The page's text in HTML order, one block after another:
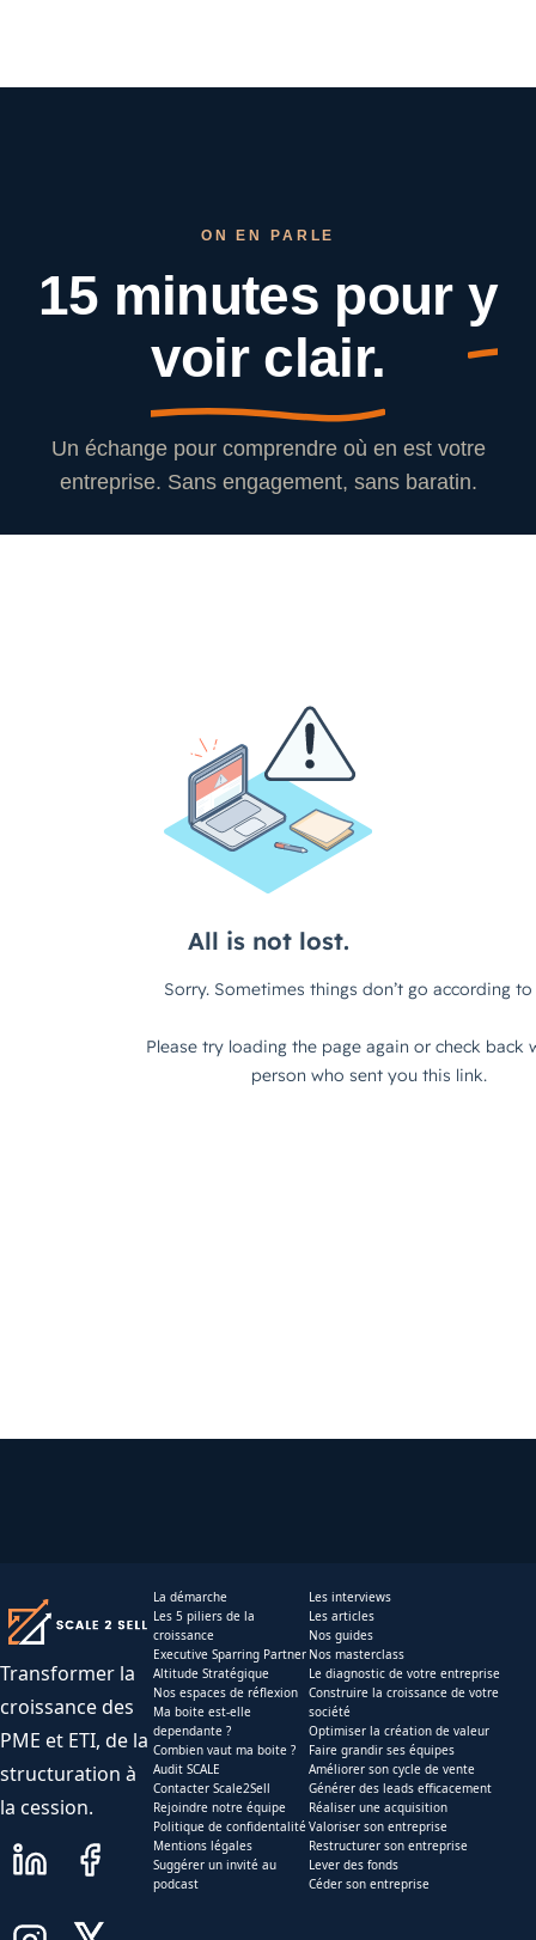
ON EN PARLE
15 minutes pour y
voir clair.
Un échange pour comprendre où en est votre
entreprise. Sans engagement, sans baratin.
Transformer la
croissance des
PME et ETI, de la
structuration à
la cession.
La démarche
Les 5 piliers de la
croissance
Executive Sparring Partner
Altitude Stratégique
Nos espaces de réflexion
Ma boite est-elle
dependante ?
Combien vaut ma boite ?
Audit SCALE
Contacter Scale2Sell
Rejoindre notre équipe
Politique de confidentalité
Mentions légales
Suggérer un invité au
podcast
Les interviews
Les articles
Nos guides
Nos masterclass
Le diagnostic de votre entreprise
Construire la croissance de votre
société
Optimiser la création de valeur
Faire grandir ses équipes
Améliorer son cycle de vente
Générer des leads efficacement
Réaliser une acquisition
Valoriser son entreprise
Restructurer son entreprise
Lever des fonds
Céder son entreprise